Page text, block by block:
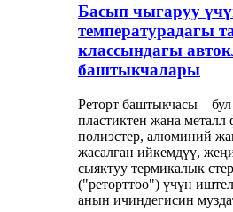
Басып чыгаруу
температурадагы
классындагы
баштыкчалары
Реторт баштыкчасы –
пластиктен жана металл
полиэстер, алюминий
жасалган ийкемдүү,
сыяктуу термикалык
("реторттоо") үчүн
анын ичиндегисин